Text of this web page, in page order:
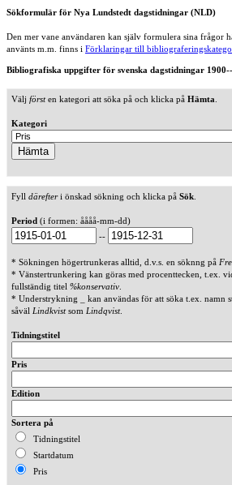
Sökformulär för Nya Lundstedt dagstidningar (NLD)
Den mer vane användaren kan själv formulera sina
använts m.m. finns i Förklaringar till
Bibliografiska uppgifter för svenska dagstidningar
Välj försten kategori att söka på och klicka på Hämta
Kategori
Fyll därefteri önskad sökning och klicka på Sök
Period (i formen: åååå-mm-dd)
--
* Sökningen högertrunkeras alltid, d.v.s. en söknng på
* Vänstertrunkering kan göras med procenttecken, t.ex.
fullständig titel %konservativ
* Understrykning _ kan användas för att söka t.ex. namn
såväl Lindkvistsom Lindqvist.
Tidningstitel
Pris
Edition
Sortera på
Tidningstitel
Startdatum
Pris